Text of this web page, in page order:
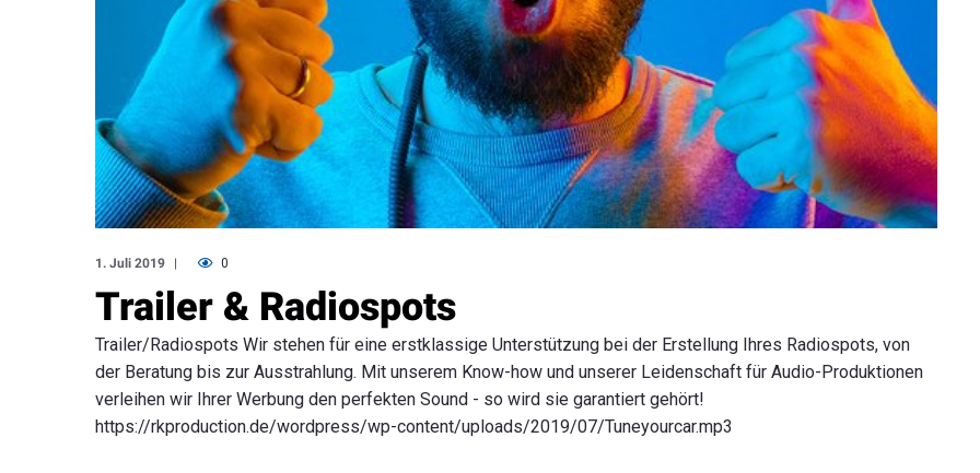
1. Juli 2019 0
Trailer & Radiospots
Trailer/Radiospots Wir stehen für eine erstklassige Unterstützung bei der Erstellung Ihres Radiospots, von
der Beratung bis zur Ausstrahlung. Mit unserem Know-how und unserer Leidenschaft für Audio-Produktionen
verleihen wir Ihrer Werbung den perfekten Sound - so wird sie garantiert gehört!
https://rkproduction.de/wordpress/wp-content/uploads/2019/07/Tuneyourcar.mp3